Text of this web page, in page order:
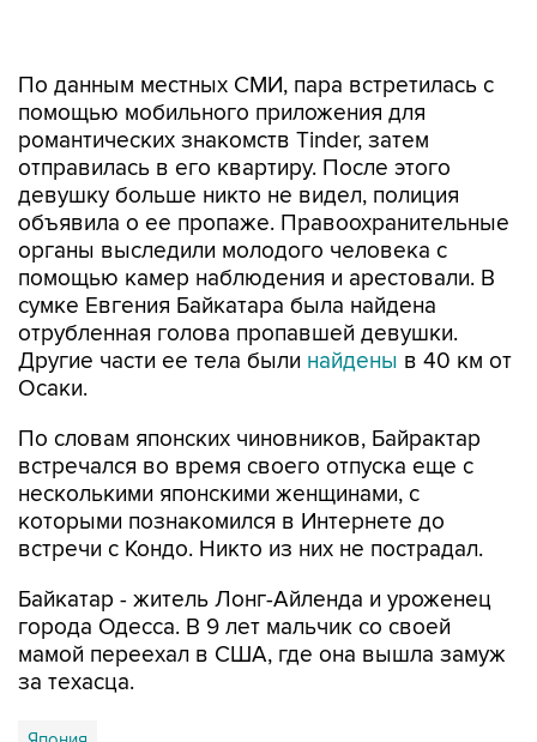
романтических знакомств Tinder, затем
отправилась в его квартиру. После этого
девушку больше никто не видел, полиция
объявила о ее пропаже. Правоохранительные
органы выследили молодого человека с
помощью камер наблюдения и арестовали. В
сумке Евгения Байкатара была найдена
отрубленная голова пропавшей девушки.
Другие части ее тела былинайденыв 40 км от
Осаки.
По словам японских чиновников, Байрактар
несколькими японскими женщинами, с
которыми познакомился в Интернете до
встречи с Кондо. Никто из них не пострадал.
Байкатар - житель Лонг-Айленда и уроженец
мамой переехал в США, где она вышла замуж
за техасца.
Япония